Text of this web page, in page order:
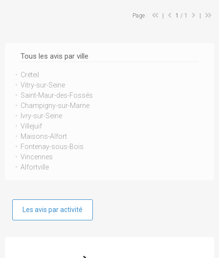
Tous les avis par ville
Créteil
Vitry-sur-Seine
Saint-Maur-des-Fossés
Champigny-sur-Marne
Ivry-sur-Seine
Villejuif
Maisons-Alfort
Fontenay-sous-Bois
Vincennes
Alfortville
Les avis par activité
Page : 1 / 1